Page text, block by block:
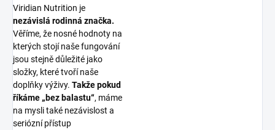
Viridian Nutrition je
nezávislá rodinná značka.
Věříme, že nosné hodnoty na
kterých stojí naše fungování
jsou stejně důležité jako
složky, které tvoří naše
doplňky výživy. Takže pokud
říkáme „bez balastu“, máme
na mysli také nezávislost a
seriózní přístup